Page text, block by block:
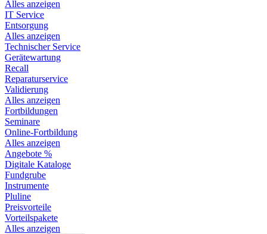
Alles anzeigen
IT Service
Entsorgung
Alles anzeigen
Technischer Service
Gerätewartung
Recall
Reparaturservice
Validierung
Alles anzeigen
Fortbildungen
Seminare
Online-Fortbildung
Alles anzeigen
Angebote %
Digitale Kataloge
Fundgrube
Instrumente
Pluline
Preisvorteile
Vorteilspakete
Alles anzeigen